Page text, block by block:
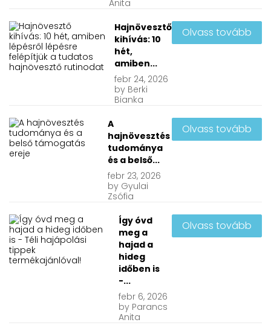
Anita
Hajnövesztő
kihívás: 10
hét,
amiben...
febr 24, 2026
by Berki
Bianka
Olvass tovább
A
hajnövesztés
tudománya
és a belső...
febr 23, 2026
by Gyulai
Zsófia
Olvass tovább
Így óvd
meg a
hajad a
hideg
időben is
-...
febr 6, 2026
by Parancs
Anita
Olvass tovább